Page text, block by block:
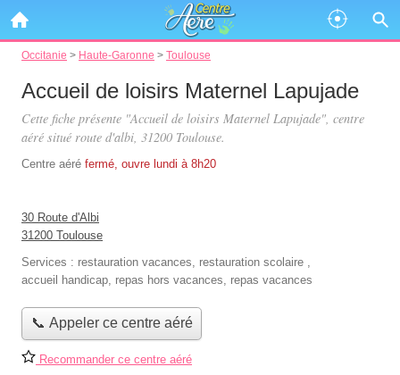
Occitanie > Haute-Garonne > Toulouse
Accueil de loisirs Maternel Lapujade
Cette fiche présente "Accueil de loisirs Maternel Lapujade", centre
aéré situé route d'albi, 31200 Toulouse.
Centre aéré fermé, ouvre lundi à 8h20
30 Route d'Albi
31200 Toulouse
Services : restauration vacances, restauration scolaire ,
accueil handicap, repas hors vacances, repas vacances
📞 Appeler ce centre aéré
Recommander ce centre aéré